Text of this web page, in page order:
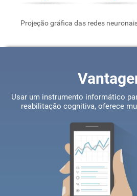
Usar um instrumento informático
reabilitação cognitiva, oferece